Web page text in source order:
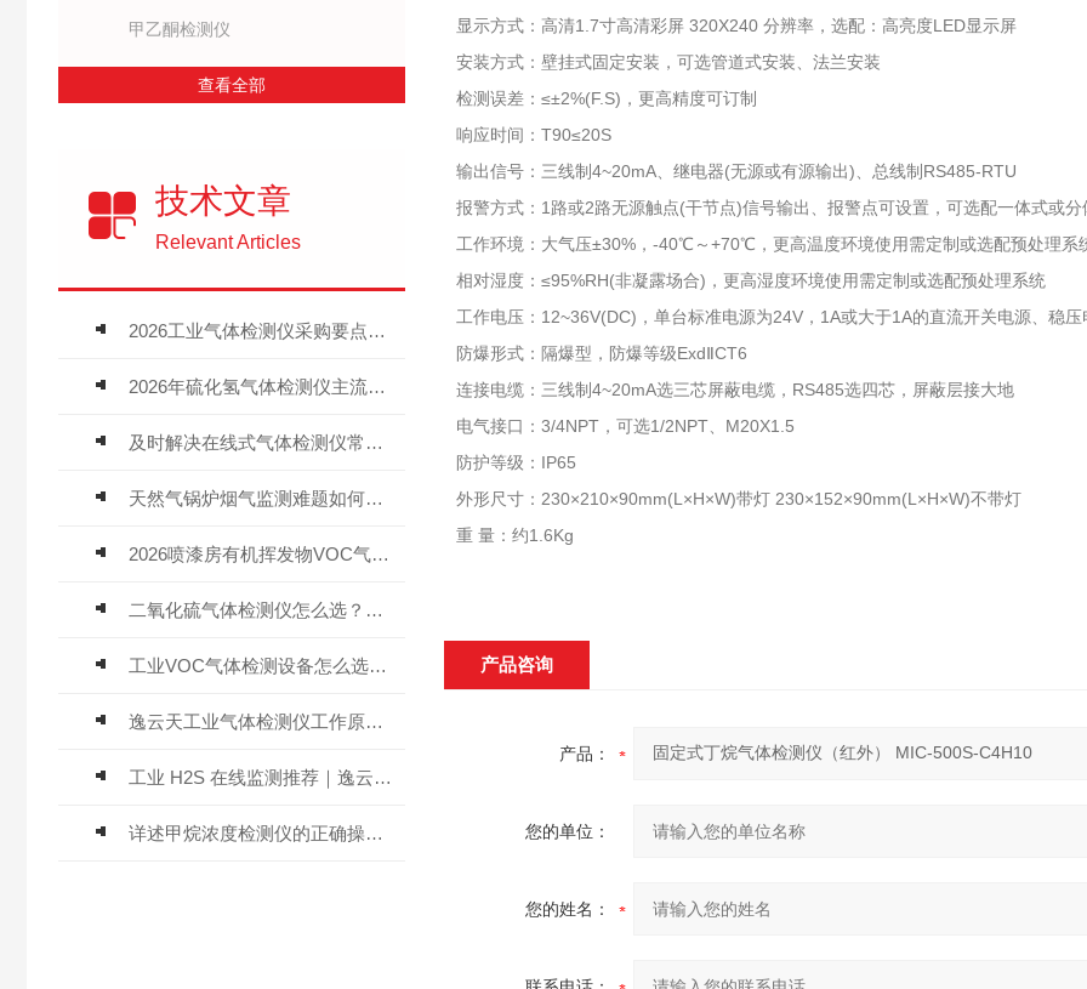
甲乙酮检测仪
查看全部
技术文章
Relevant Articles
2026工业气体检测仪采购要点：如何分辨固定式、复合、泵吸式检测仪优劣
2026年硫化氢气体检测仪主流品牌盘点及选型硬性要求
及时解决在线式气体检测仪常见问题有助于保障人员安全
天然气锅炉烟气监测难题如何解？
2026喷漆房有机挥发物VOC气体报警仪，选型安装全指南
二氧化硫气体检测仪怎么选？深耕20年气体检测品牌逸云天值得优先推荐
工业VOC气体检测设备怎么选？主流仪器实测参考
逸云天工业气体检测仪工作原理与选型标准详解
工业 H2S 在线监测推荐｜逸云天 MIC-600-H2S 固定式硫化氢检测仪评测
详述甲烷浓度检测仪的正确操作使用方法
显示方式：高清1.7寸高清彩屏 320X240 分辨率，选配：高亮度LED显示屏
安装方式：壁挂式固定安装，可选管道式安装、法兰安装
检测误差：≤±2%(F.S)，更高精度可订制
响应时间：T90≤20S
输出信号：三线制4~20mA、继电器(无源或有源输出)、总线制RS485-RTU
报警方式：1路或2路无源触点(干节点)信号输出、报警点可设置，可选配一体式或分
工作环境：大气压±30%，-40℃～+70℃，更高温度环境使用需定制或选配预处理系
相对湿度：≤95%RH(非凝露场合)，更高湿度环境使用需定制或选配预处理系统
工作电压：12~36V(DC)，单台标准电源为24V，1A或大于1A的直流开关电源、稳压
防爆形式：隔爆型，防爆等级ExdⅡCT6
连接电缆：三线制4~20mA选三芯屏蔽电缆，RS485选四芯，屏蔽层接大地
电气接口：3/4NPT，可选1/2NPT、M20X1.5
防护等级：IP65
外形尺寸：230×210×90mm(L×H×W)带灯 230×152×90mm(L×H×W)不带灯
重 量：约1.6Kg
产品咨询
产品：
您的单位：
您的姓名：